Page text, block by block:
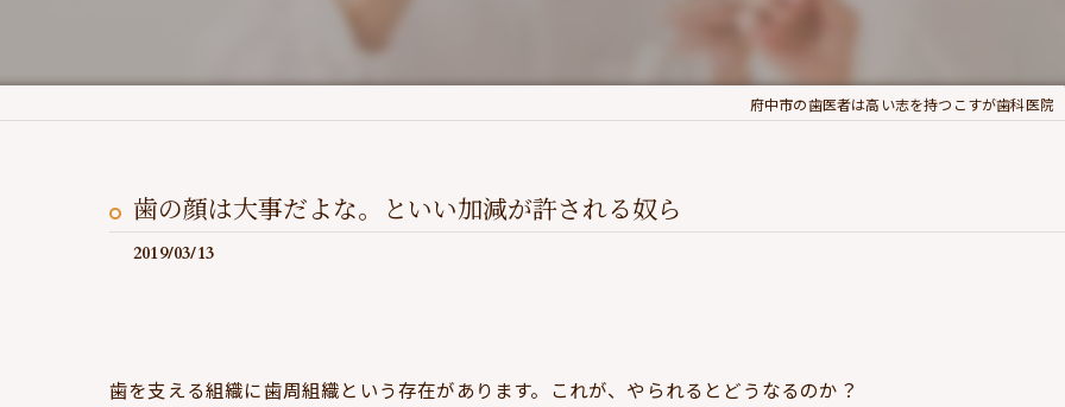
府中市の歯医者は高い志を持つこすが歯科医院
歯の顔は大事だよな。といい加減が許される奴ら
2019/03/13
歯を支える組織に歯周組織という存在があります。これが、やられるとどうなるのか？